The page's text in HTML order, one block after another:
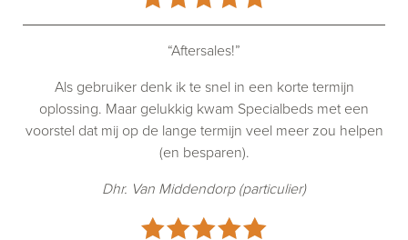
“Aftersales!”
Als gebruiker denk ik te snel in een korte termijn
oplossing. Maar gelukkig kwam Specialbeds met een
voorstel dat mij op de lange termijn veel meer zou helpen
(en besparen).
Dhr. Van Middendorp (particulier)